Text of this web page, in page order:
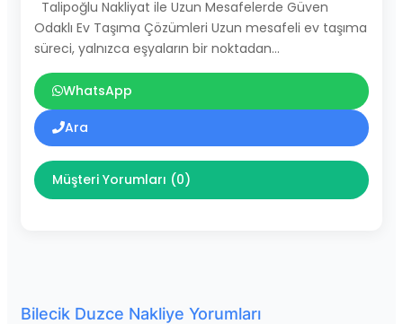
Talipoğlu Nakliyat ile Uzun Mesafelerde Güven
Odaklı Ev Taşıma Çözümleri Uzun mesafeli ev taşıma
süreci, yalnızca eşyaların bir noktadan…
WhatsApp
Ara
Müşteri Yorumları (0)
Bilecik Duzce Nakliye Yorumları